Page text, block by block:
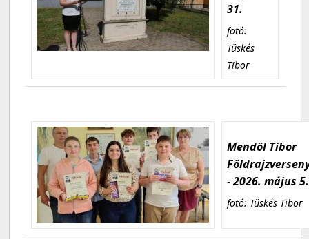
31.
fotó:
Tüskés
Tibor
Mendöl Tibor
- 2026. május 5.
fotó: Tüskés Tibor